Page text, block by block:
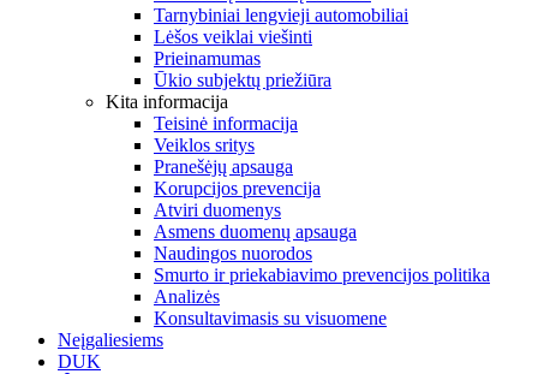
Tarnybiniai lengvieji automobiliai
Lėšos veiklai viešinti
Prieinamumas
Ūkio subjektų priežiūra
Kita informacija
Teisinė informacija
Veiklos sritys
Pranešėjų apsauga
Korupcijos prevencija
Atviri duomenys
Asmens duomenų apsauga
Naudingos nuorodos
Smurto ir priekabiavimo prevencijos politika
Analizės
Konsultavimasis su visuomene
Neįgaliesiems
DUK